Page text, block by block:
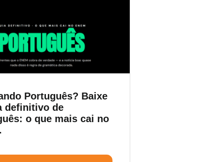
Português? Baixe
definitivo de
o que mais cai no